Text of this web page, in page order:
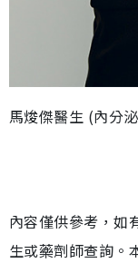
馬焌傑醫生 (內分
內容僅供參考，如
生或藥劑師查詢。